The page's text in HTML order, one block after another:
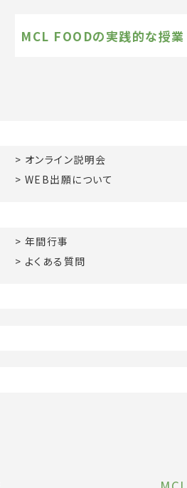
MCL FOODの実践的な授業
オンライン説明会
WEB出願について
年間行事
よくある質問